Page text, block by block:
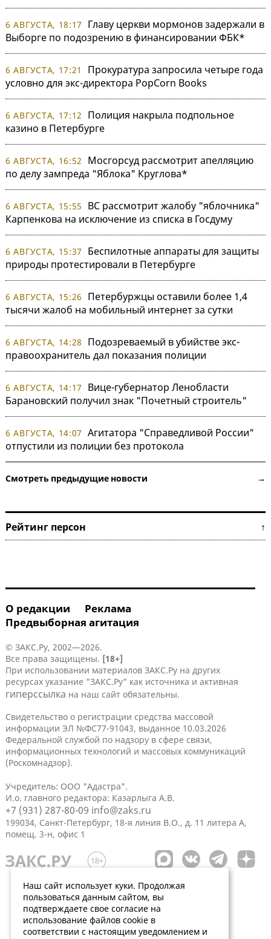
6 АВГУСТА, 18:17
Главу церкви мормонов задержали в
Выборге по подозрению в финансировании ФБК*
6 АВГУСТА, 17:21
Прокуратура запросила четыре года
условно для экс-директора PopCorn Books
6 АВГУСТА, 17:12
Полиция накрыла подпольное
казино в Петербурге
6 АВГУСТА, 16:52
Мосгорсуд рассмотрит апелляцию
по делу зампреда "Яблока" Круглова*
6 АВГУСТА, 15:55
ВС рассмотрит жалобу "яблочника"
Карпенкова на исключение из списка в Госдуму
6 АВГУСТА, 15:37
Беспилотные аппараты для защиты
природы протестировали в Петербурге
6 АВГУСТА, 15:26
Петербуржцы оставили более 1,4
тысячи жалоб на мобильный интернет за сутки
6 АВГУСТА, 14:28
Подозреваемый в убийстве экс-
правоохранитель дал показания полиции
6 АВГУСТА, 14:17
Вице-губернатор Ленобласти
Барановский получил знак "Почетный строитель"
6 АВГУСТА, 14:07 Агитатора "Справедливой России"
отпустили из полиции без протокола
Смотреть предыдущие новости →
Рейтинг персон ↑
О редакции
Реклама
Предвыборная агитация
© ЗАКС.Ру, 2002—2026.
Все права защищены. [18+]
При использовании материалов ЗАКС.Ру на других
ресурсах указание "ЗАКС.Ру" как источника и активная
гиперссылка на наш сайт обязательны.
Свидетельство о регистрации средства массовой
информации ЭЛ №ФС77-91043, выданное 10.03.2026
Федеральной службой по надзору в сфере связи,
информационных технологий и массовых коммуникаций
(Роскомнадзор).
Учредитель: ООО "Адастра".
И.о. главного редактора: Казарлыга А.В.
+7 (931) 287-80-09 info@zaks.ru
199034, Санкт-Петербург, 18-я линия В.О., д. 11 литера А,
помещ. 3-н, офис 1
Наш сайт использует куки. Продолжая
пользоваться данным сайтом, вы
подтверждаете свое согласие на
использование файлов cookie в
соответствии с настоящим уведомлением и